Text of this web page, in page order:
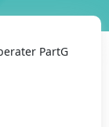
PartG